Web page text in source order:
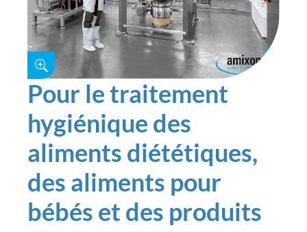
Pour le traitement
hygiénique des
aliments diététiques,
des aliments pour
bébés et des produits